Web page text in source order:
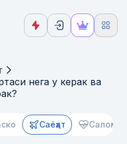
нега у керак ва
Саёҳат